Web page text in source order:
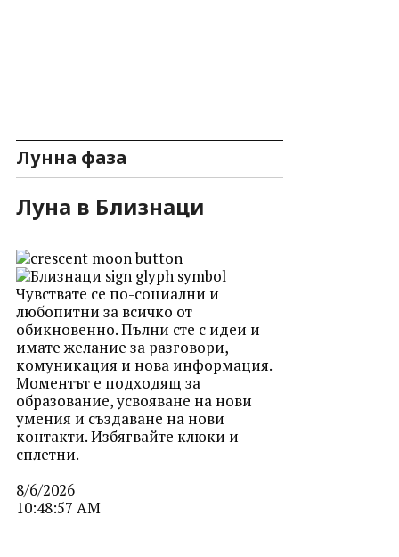
Лунна фаза
Луна в Близнаци
Чувствате се по-социални и
любопитни за всичко от
обикновенно. Пълни сте с идеи и
имате желание за разговори,
комуникация и нова информация.
Моментът е подходящ за
образование, усвояване на нови
умения и създаване на нови
контакти. Избягвайте клюки и
сплетни.
8/6/2026
10:48:57 AM